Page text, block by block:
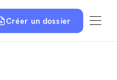
Créer un dossier